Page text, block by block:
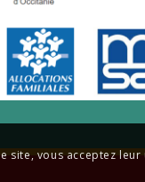
site, vous acceptez